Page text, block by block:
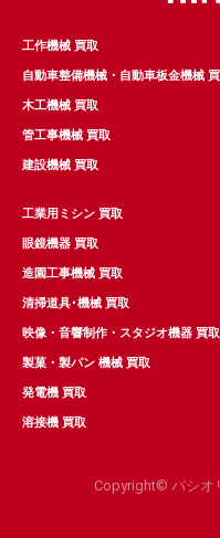
工作機械 買取
自動車整備機械・自動車板金機械
木工機械 買取
管工事機械 買取
建設機械 買取
工業用ミシン 買取
眼鏡機器 買取
造園工事機械 買取
清掃道具･機械 買取
映像・音響制作・スタジオ機器 買取
製菓・製パン 機械 買取
発電機 買取
溶接機 買取
Copyright© パシオ